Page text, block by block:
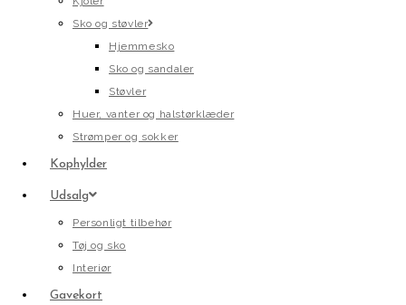
Sko og støvler
Hjemmesko
Sko og sandaler
Støvler
Huer, vanter og halstørklæder
Strømper og sokker
Kophylder
Udsalg
Personligt tilbehør
Tøj og sko
Interiør
Gavekort